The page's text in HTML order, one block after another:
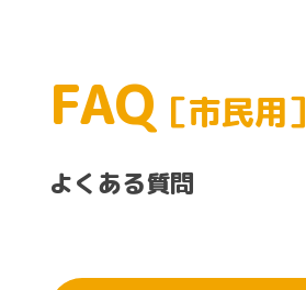
FAQ ［市民用］
よくある質問